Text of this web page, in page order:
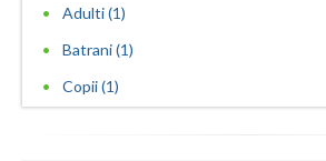
Salaj
Adulti (1)
Batrani (1)
Copii (1)